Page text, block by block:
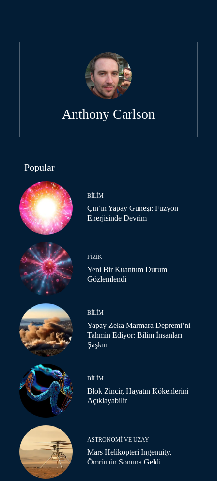
Anthony Carlson
Popular
BILIM
Çin’in Yapay Güneşi: Füzyon
Enerjisinde Devrim
FIZIK
Yeni Bir Kuantum Durum
Gözlemlendi
BILIM
Yapay Zeka Marmara Depremi’ni
Tahmin Ediyor: Bilim İnsanları
Şaşkın
BILIM
Blok Zincir, Hayatın Kökenlerini
Açıklayabilir
ASTRONOMI VE UZAY
Mars Helikopteri Ingenuity,
Ömrünün Sonuna Geldi